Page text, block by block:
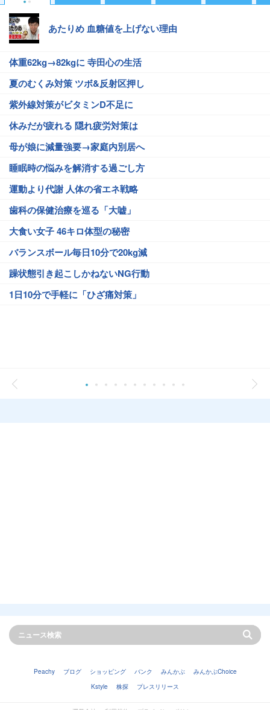
あたりめ 血糖値を上げない理由
体重62kg→82kgに 寺田心の生活
夏のむくみ対策 ツボ&反射区押し
紫外線対策がビタミンD不足に
休みだが疲れる 隠れ疲労対策は
母が娘に減量強要→家庭内別居へ
睡眠時の悩みを解消する過ごし方
運動より代謝 人体の省エネ戦略
歯科の保健治療を巡る「大嘘」
大食い女子 46キロ体型の秘密
バランスボール毎日10分で20kg減
躁状態引き起こしかねないNG行動
1日10分で手軽に「ひざ痛対策」
Peachy ブログ ショッピング バンク みんかぶ
みんかぶChoice
Kstyle
株探 プレスリリース